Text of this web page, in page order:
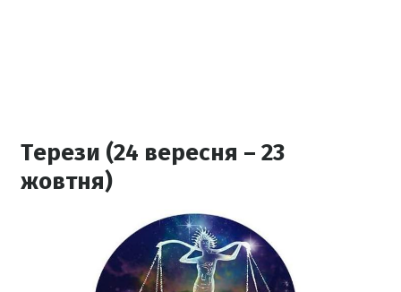
Терези (24 вересня – 23
жовтня)